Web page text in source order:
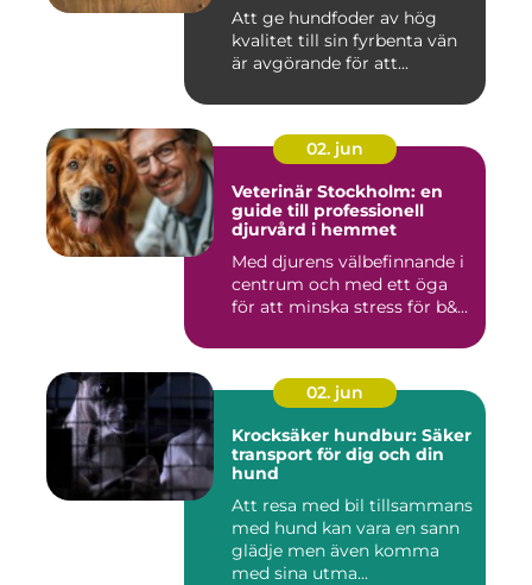
Att ge hundfoder av hög
kvalitet till sin fyrbenta vän
är avgörande för att...
02. jun
Veterinär Stockholm: en
guide till professionell
djurvård i hemmet
Med djurens välbefinnande i
centrum och med ett öga
för att minska stress för b&...
02. jun
Krocksäker hundbur: Säker
transport för dig och din
hund
Att resa med bil tillsammans
med hund kan vara en sann
glädje men även komma
med sina utma...